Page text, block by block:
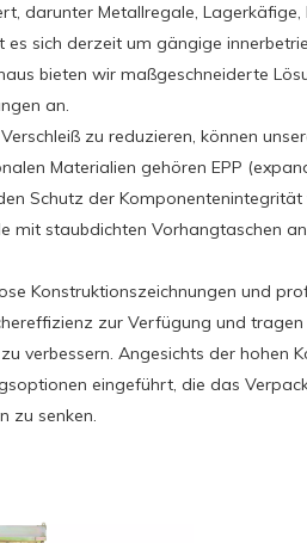
darunter Metallregale,
sich derzeit um gängige
bieten wir maßgeschneiderte
an.
zu reduzieren, können
Materialien gehören EPP
Schutz der
mit staubdichten Vorhangtaschen
Konstruktionszeichnungen und
zur Verfügung und
verbessern. Angesichts der hohen
eingeführt, die das
zu senken.